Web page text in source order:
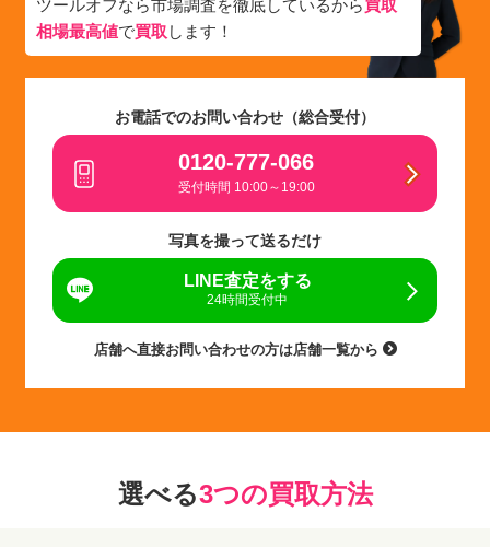
ツールオフなら市場調査を徹底しているから買取
相場最高値で買取 します！
お電話でのお問い合わせ（総合受付）
0120-777-066
受付時間 10:00～19:00
写真を撮って送るだけ
LINE査定をする
24時間受付中
店舗へ直接お問い合わせの方は店舗一覧から
選べる3つの買取方法